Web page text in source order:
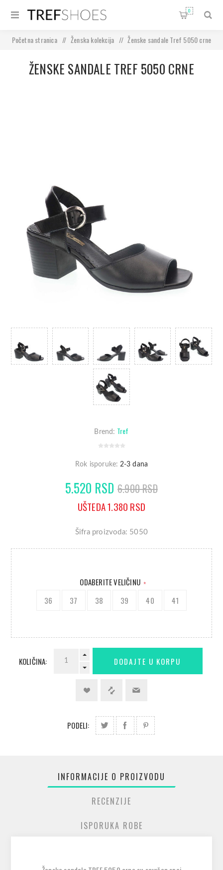
0
Početna stranica / Ženska kolekcija / Ženske sandale Tref 5050 crne
ŽENSKE SANDALE TREF 5050 CRNE
Brend: Tref
Rok isporuke: 2-3 dana
5.520 RSD 6.900 RSD
UŠTEDA 1.380 RSD
Šifra proizvoda: 5050
ODABERITE VELIČINU *
36 37 38 39 40 41
KOLIČINA:
PODELI:
INFORMACIJE O PROIZVODU
RECENZIJE
ISPORUKA ROBE